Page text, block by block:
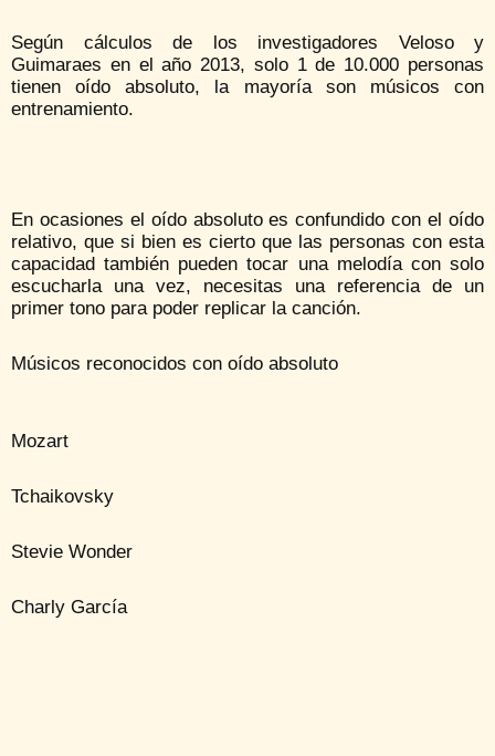
Según cálculos de los investigadores Veloso y
Guimaraes en el año 2013, solo 1 de 10.000 personas
tienen oído absoluto, la mayoría son músicos con
entrenamiento.
En ocasiones el oído absoluto es confundido con el oído
relativo, que si bien es cierto que las personas con esta
capacidad también pueden tocar una melodía con solo
escucharla una vez, necesitas una referencia de un
primer tono para poder replicar la canción.
Músicos reconocidos con oído absoluto
Mozart
Tchaikovsky
Stevie Wonder
Charly García